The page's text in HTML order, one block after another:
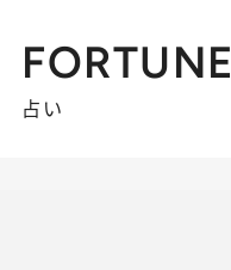
FORTUNE
占い